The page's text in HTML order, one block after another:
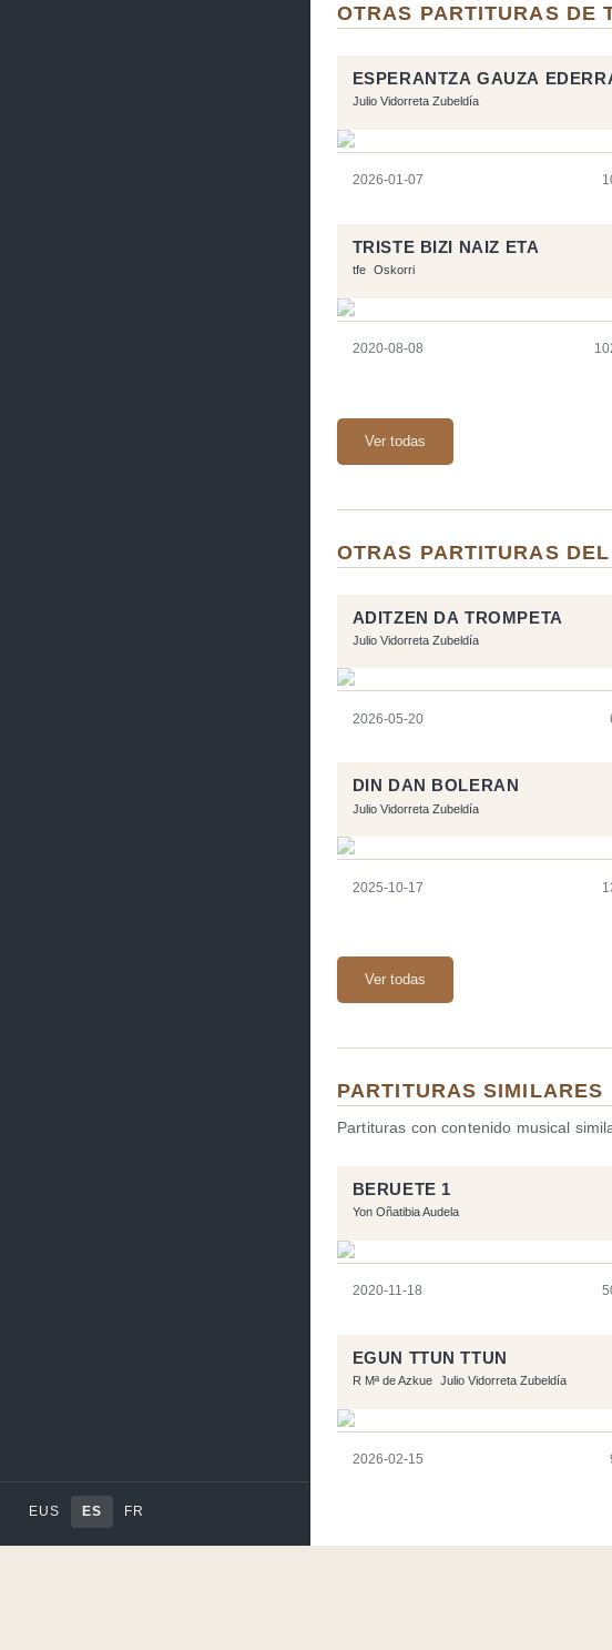
EUS ES FR
OTRAS PARTITURAS DE
ESPERANTZA GAUZA
Julio Vidorreta Zubeldía
2026-01-07
TRISTE BIZI NAIZ ETA
tfe Oskorri
2020-08-08
Ver todas
OTRAS PARTITURAS
ADITZEN DA TROMPETA
Julio Vidorreta Zubeldía
2026-05-20
DIN DAN BOLERAN
Julio Vidorreta Zubeldía
2025-10-17
Ver todas
PARTITURAS SIMILARES
Partituras con contenido musical
BERUETE 1
Yon Oñatibia Audela
2020-11-18
EGUN TTUN TTUN
R Mª de Azkue Julio Vidorreta Zubeldía
2026-02-15